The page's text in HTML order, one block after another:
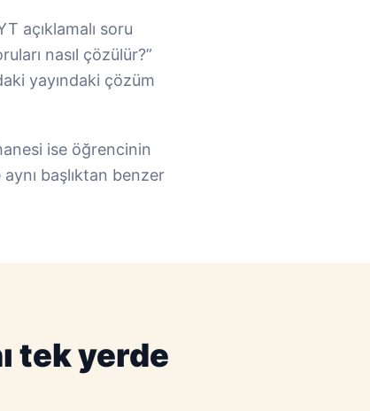
açıklamalı soru
nasıl çözülür?”
yayındaki çözüm
ise öğrencinin
başlıktan benzer
tek yerde